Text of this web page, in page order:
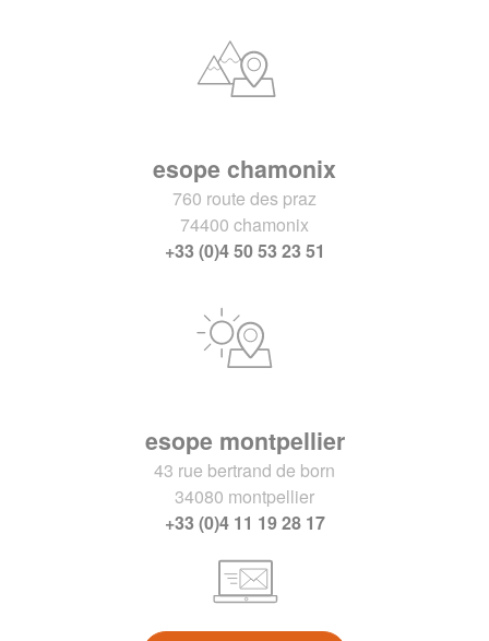
esope chamonix
760 route des praz
74400 chamonix
+33 (0)4 50 53 23 51
esope montpellier
43 rue bertrand de born
34080 montpellier
+33 (0)4 11 19 28 17